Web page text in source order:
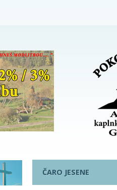
ČARO JESENE